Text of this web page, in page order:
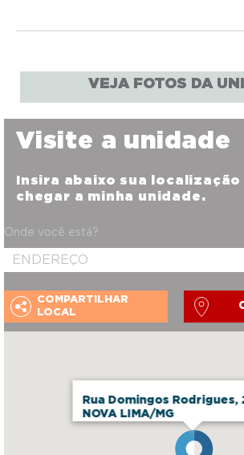
VEJA FOTOS DA
Rua Domingos Rodrigues,
NOVA LIMA/MG
Visite a unidade
Insira abaixo sua localização
chegar a minha unidade.
Onde você está?
COMPARTILHAR
LOCAL